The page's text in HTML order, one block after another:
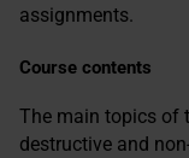
assignments.
Course contents
The main topics of
destructive and